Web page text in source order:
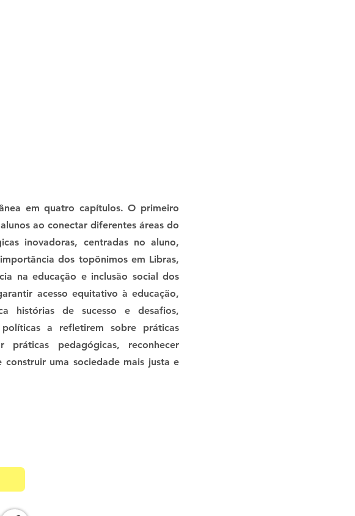
em quatro capítulos. O primeiro
ao conectar diferentes áreas do
inovadoras, centradas no aluno,
dos topônimos em Libras,
na educação e inclusão social dos
acesso equitativo à educação,
histórias de sucesso e desafios,
a refletirem sobre práticas
práticas pedagógicas, reconhecer
construir uma sociedade mais justa e